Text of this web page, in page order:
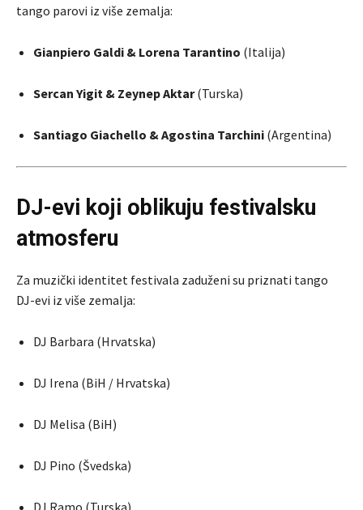
tango parovi iz više zemalja:
Gianpiero Galdi & Lorena Tarantino (Italija)
Sercan Yigit & Zeynep Aktar(Turska)
Santiago Giachello & Agostina Tarchini (Argentina)
DJ-evi koji oblikuju festivalsku
atmosferu
Za muzički identitet festivala zaduženi su priznati tango
DJ-evi iz više zemalja:
DJ Barbara (Hrvatska)
DJ Irena (BiH / Hrvatska)
DJ Melisa (BiH)
DJ Pino (Švedska)